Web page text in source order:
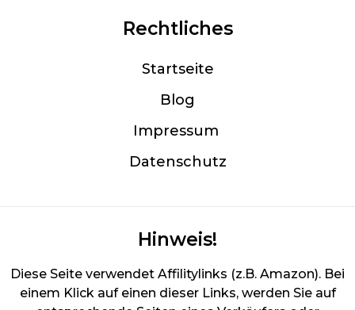
Rechtliches
Startseite
Blog
Impressum
Datenschutz
Hinweis!
Diese Seite verwendet Affilitylinks (z.B. Amazon). Bei
einem Klick auf einen dieser Links, werden Sie auf